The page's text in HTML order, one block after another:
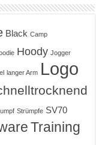
Black Camp
Hoody Jogger
langer Arm Logo
Strümpfe SV70
Training